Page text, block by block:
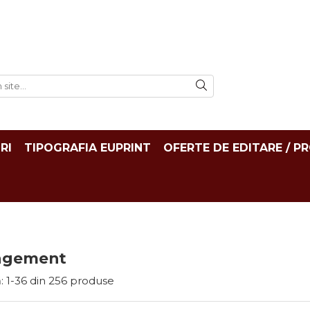
TIPOGRAFIA EUPRINT OFERTE DE EDITARE /
1-36 din 256 produse